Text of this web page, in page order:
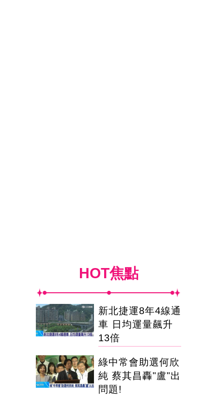
HOT焦點
新北捷運8年4線通
車 日均運量飆升
13倍
綠中常會助選何欣
純 蔡其昌轟"盧"出
問題!